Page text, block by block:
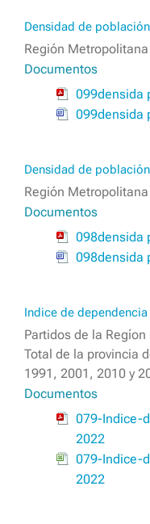
Densidad de
Región
Documentos
099densida
099densida
Densidad de
Región
Documentos
098densida
098densida
Indice de
Partidos de la
Total de la provincia
1991, 2001, 2010 y
Documentos
079-Indice-
2022
079-Indice-
2022